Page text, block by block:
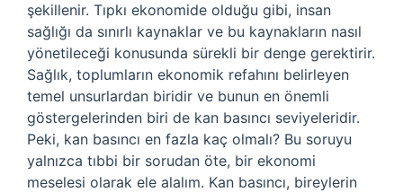
şekillenir. Tıpkı ekonomide olduğu gibi, insan
sağlığı da sınırlı kaynaklar ve bu kaynakların nasıl
yönetileceği konusunda sürekli bir denge gerektirir.
Sağlık, toplumların ekonomik refahını belirleyen
temel unsurlardan biridir ve bunun en önemli
göstergelerinden biri de kan basıncı seviyeleridir.
Peki, kan basıncı en fazla kaç olmalı? Bu soruyu
yalnızca tıbbi bir sorudan öte, bir ekonomi
meselesi olarak ele alalım. Kan basıncı, bireylerin